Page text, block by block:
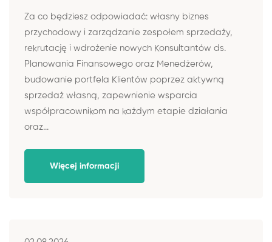
Za co będziesz odpowiadać: własny biznes
przychodowy i zarządzanie zespołem sprzedaży,
rekrutację i wdrożenie nowych Konsultantów ds.
Planowania Finansowego oraz Menedżerów,
budowanie portfela Klientów poprzez aktywną
sprzedaż własną, zapewnienie wsparcia
współpracownikom na każdym etapie działania
oraz...
Więcej informacji